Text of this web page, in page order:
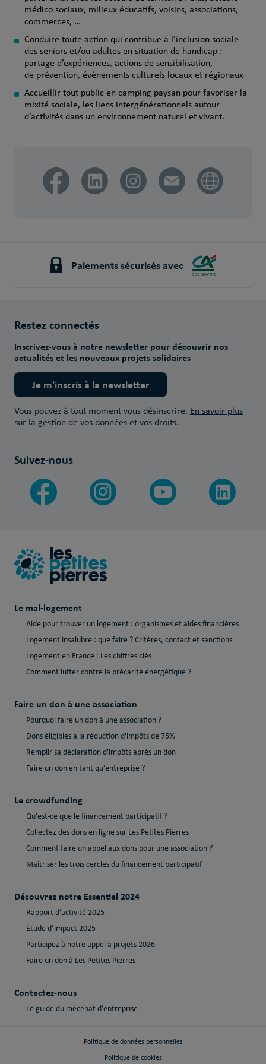
médico sociaux, milieux éducatifs, voisins, associations,
commerces, …
Conduire toute action qui contribue à l’inclusion sociale
des seniors et/ou adultes en situation de handicap :
partage d’expériences, actions de sensibilisation,
de prévention, évènements culturels locaux et régionaux
Accueillir tout public en camping paysan pour favoriser la
mixité sociale, les liens intergénérationnels autour
d’activités dans un environnement naturel et vivant.
Paiements sécurisés avec
Restez connectés
Inscrivez-vous à notre newsletter pour découvrir nos
actualités et les nouveaux projets solidaires
Je m'inscris à la newsletter
Vous pouvez à tout moment vous désinscrire. En savoir plus
sur la gestion de vos données et vos droits.
Suivez-nous
Le mal-logement
Aide pour trouver un logement : organismes et aides financières
Logement insalubre : que faire ? Critères, contact et sanctions
Logement en France : Les chiffres clés
Comment lutter contre la précarité énergétique ?
Faire un don à une association
Pourquoi faire un don à une association ?
Dons éligibles à la réduction d'impôts de 75%
Remplir sa déclaration d'impôts après un don
Faire un don en tant qu’entreprise ?
Le crowdfunding
Qu’est-ce que le financement participatif ?
Collectez des dons en ligne sur Les Petites Pierres
Comment faire un appel aux dons pour une association ?
Maîtriser les trois cercles du financement participatif
Découvrez notre Essentiel 2024
Rapport d’activité 2025
Étude d’impact 2025
Participez à notre appel à projets 2026
Faire un don à Les Petites Pierres
Contactez-nous
Le guide du mécénat d’entreprise
Politique de données personnelles
Politique de cookies